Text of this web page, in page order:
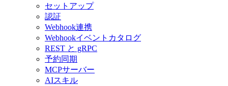
セットアップ
認証
Webhook連携
Webhookイベントカタログ
REST と gRPC
予約同期
MCPサーバー
AIスキル